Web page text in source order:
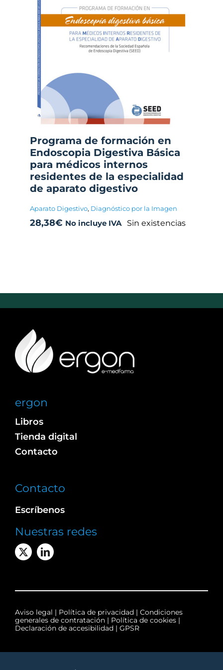
Programa de formación en
Endoscopia Digestiva Básica
para médicos internos
residentes de la especialidad
de aparato digestivo
Aparato Digestivo, Diagnóstico por la Imagen
28,38€ No incluye IVA Sin existencias
ergon
Libros
Tienda digital
Contacto
Contacto
Escríbenos
Nuestras redes
Aviso legal | Política de privacidad | Condiciones
generales de contratación| Política de cookies|
Declaración de accesibilidad| GPSR